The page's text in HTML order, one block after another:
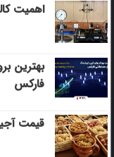
اهمیت
بهترین
فارکس
قیمت